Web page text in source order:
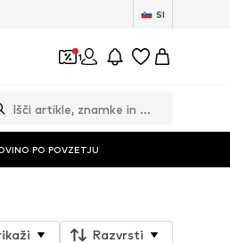
SI
1
PO POVZETJU
Razvrsti